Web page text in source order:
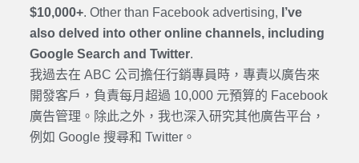
$10,000+. Other than Facebook advertising, I’ve
also delved into other online channels, including
Google Search and Twitter.
我過去在 ABC 公司擔任行銷專員時，專責以廣告來
開發客戶，負責每月超過 10,000 元預算的 Facebook
廣告管理。除此之外，我也深入研究其他廣告平台，
例如 Google 搜尋和 Twitter。